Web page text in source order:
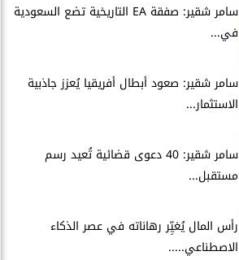
سامر شقير: صفقة EA التاريخية تضع السعودية
في...
سامر شقير: صعود أبطال أفريقيا يُعزز جاذبية
الاستثمار...
سامر شقير: 40 دعوى قضائية تُعيد رسم
مستقبل...
رأس المال يُغيِّر رهاناته في عصر الذكاء
الاصطناعي.....